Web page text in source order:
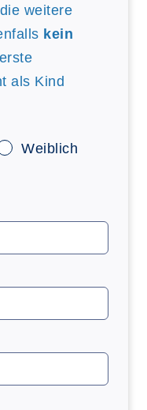
weitere
kein
als Kind
Weiblich